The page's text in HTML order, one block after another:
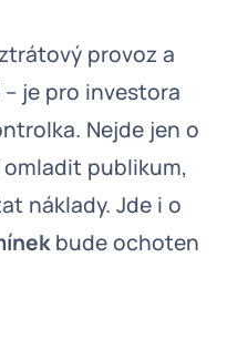
provoz a
je pro investora
Nejde jen o
publikum,
náklady. Jde i o
bude ochoten